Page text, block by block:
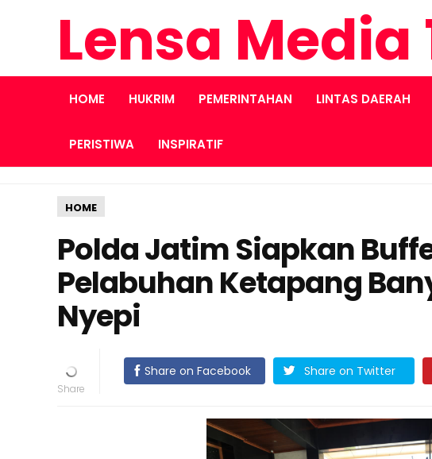
Lensa Media
HOME HUKRIM PEMERINTAHAN LINTAS DAERAH
PERISTIWA INSPIRATIF
HOME
Polda Jatim Siapkan
Pelabuhan Ketapang
Nyepi
Share on Facebook Share on Twitter